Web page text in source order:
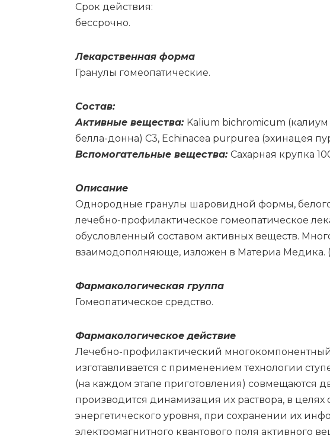
Срок действия:
бессрочно.
Ле­кар­ствен­ная фор­ма
Гра­ну­лы го­мео­па­ти­че­ские.
Со­став:
Ак­тив­ные ве­ще­ства: Kalium bichromicum
бел­ла-дон­на) С3, Echinacea purpurea (эхи­на­цея
Вс­по­мо­га­тель­ные ве­ще­ства: Са­хар­ная круп­ка
Опи­са­ние
Однородные гранулы шаровидной формы,
лечебно-профилактическое гомеопатическое
обусловленный составом активных веществ.
взаимодополняюще, изложен в Материа Медика.
Фар­ма­ко­ло­ги­че­ская груп­па
Го­мео­па­ти­че­ское сред­ство.
Фармакологическое действие
Лечебно-профилактический
изготавливается с применением технологии
(на каждом этапе приготовления) совмещаются
производится динамизация их раствора, в
энергетического уровня, при сохранении их
электромагнитного квантового поля активного